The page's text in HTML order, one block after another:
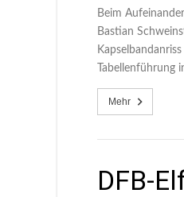
Beim
Bastian
Mehr
DFB-